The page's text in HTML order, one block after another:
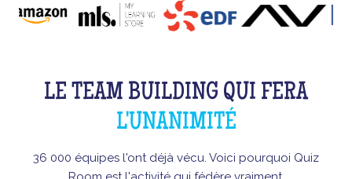
LE TEAM BUILDING QUI FERA
L'UNANIMITÉ
36 000 équipes l'ont déjà vécu. Voici pourquoi Quiz